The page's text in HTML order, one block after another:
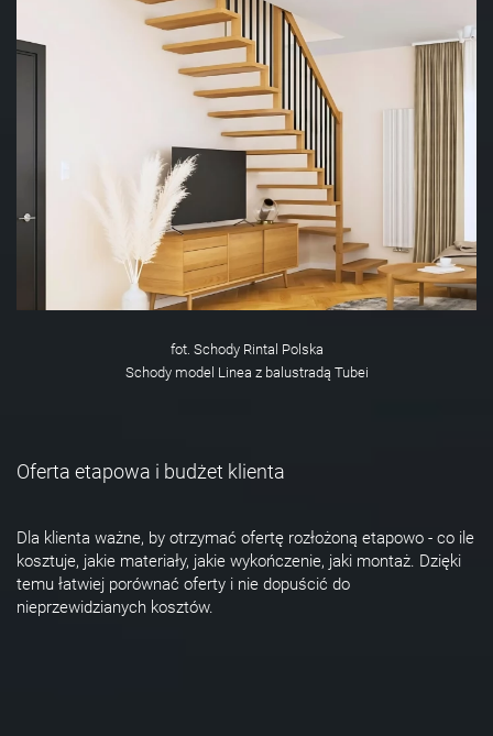
fot. Schody Rintal Polska
Schody model Linea z balustradą Tubei
Oferta etapowa i budżet klienta
Dla klienta ważne, by otrzymać ofertę rozłożoną etapowo - co ile
kosztuje, jakie materiały, jakie wykończenie, jaki montaż. Dzięki
temu łatwiej porównać oferty i nie dopuścić do
nieprzewidzianych kosztów.